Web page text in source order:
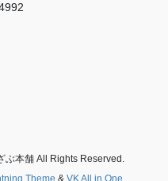
ぶ本舗 All Rights Reserved.